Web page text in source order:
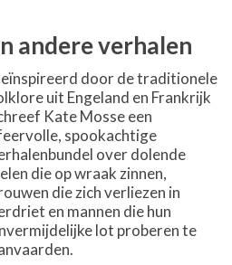
andere verhalen
door de traditionele
uit Engeland en Frankrijk
Kate Mosse een
spookachtige
over dolende
die op wraak zinnen,
die zich verliezen in
en mannen die hun
lot proberen te